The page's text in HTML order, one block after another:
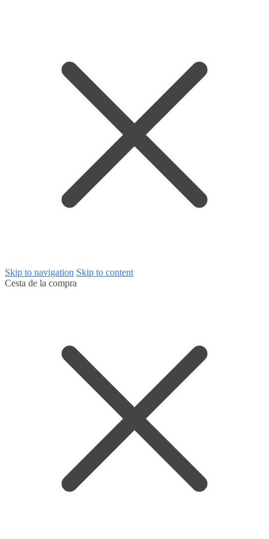
Skip to navigation Skip to content
Cesta de la compra